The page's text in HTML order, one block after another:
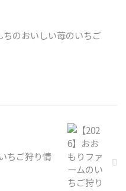
ちのおいしい苺のいちご
ちご狩り情